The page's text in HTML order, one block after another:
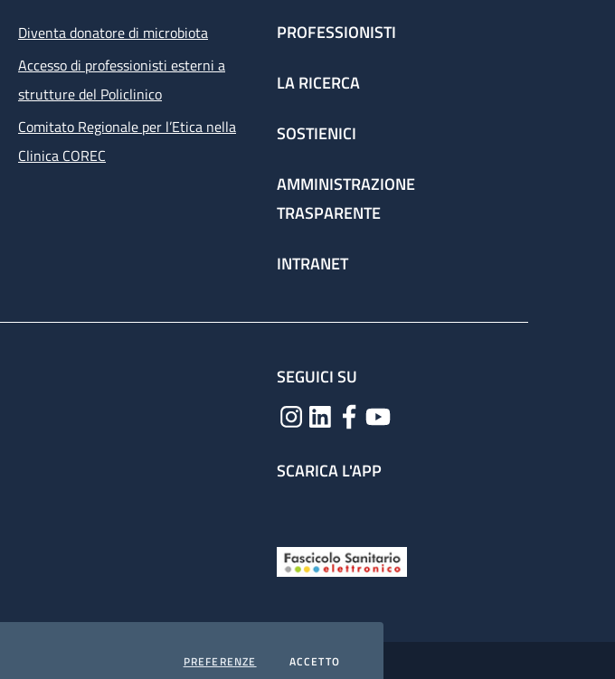
PREFERENZE COOKIESACCETTOI COOKIES
Diventa donatore di microbiota
Accesso di professionisti esterni a
strutture del Policlinico
Comitato Regionale per l’Etica nella
Clinica COREC
PROFESSIONISTI
LA RICERCA
SOSTIENICI
AMMINISTRAZIONE
TRASPARENTE
INTRANET
SEGUICI SU
SCARICA L'APP